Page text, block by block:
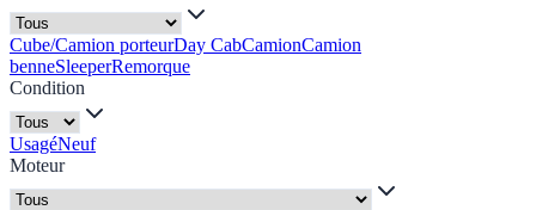
Cube/Camion porteurDay CabCamionCamion
benneSleeperRemorque
Condition
UsagéNeuf
Moteur